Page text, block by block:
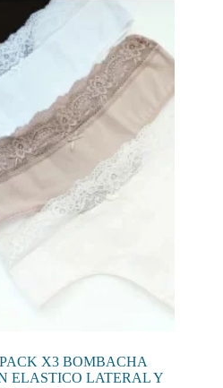
X3 BOMBACHA
ELASTICO LATERAL Y